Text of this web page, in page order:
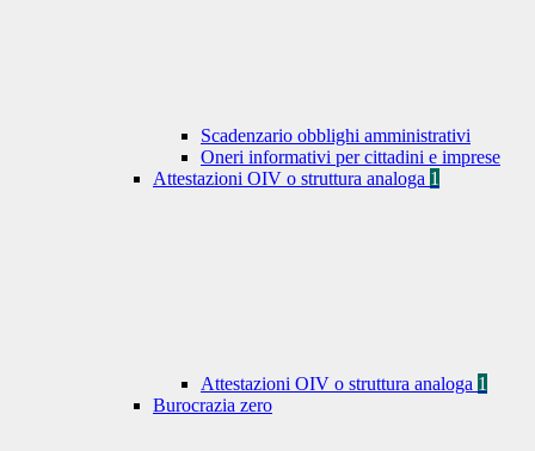
Scadenzario obblighi amministrativi
Oneri informativi per cittadini e imprese
Attestazioni OIV o struttura analoga 1
Attestazioni OIV o struttura analoga 1
Burocrazia zero